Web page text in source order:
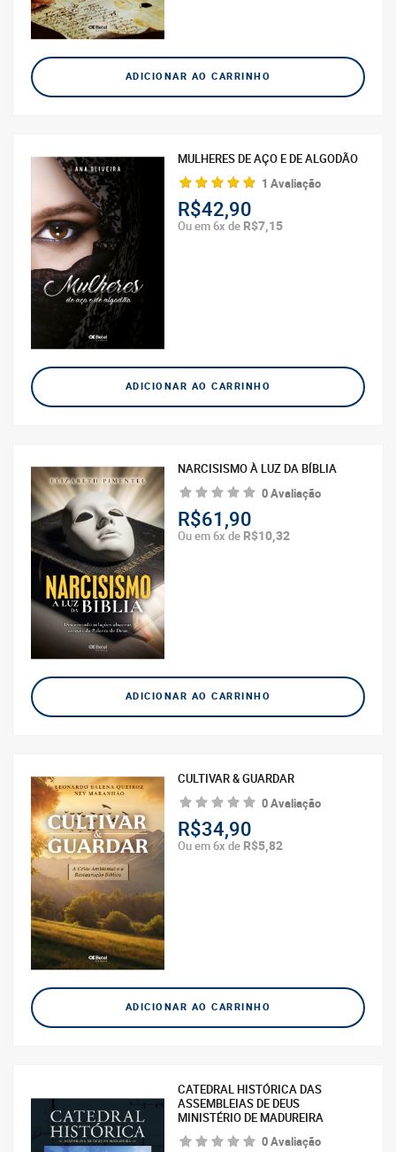
ADICIONAR AO CARRINHO
MULHERES DE AÇO E DE ALGODÃO
1 Avaliação
R$42,90
Ou em 6x de R$7,15
ADICIONAR AO CARRINHO
NARCISISMO À LUZ DA BÍBLIA
0 Avaliação
R$61,90
Ou em 6x de R$10,32
ADICIONAR AO CARRINHO
CULTIVAR & GUARDAR
0 Avaliação
R$34,90
Ou em 6x de R$5,82
ADICIONAR AO CARRINHO
CATEDRAL HISTÓRICA DAS
ASSEMBLEIAS DE DEUS
MINISTÉRIO DE MADUREIRA
0 Avaliação